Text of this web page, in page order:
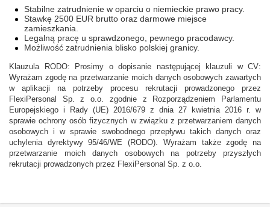
Stabilne zatrudnienie w oparciu o niemieckie prawo pracy.
Stawkę 2500 EUR brutto oraz darmowe miejsce
zamieszkania.
Legalną pracę u sprawdzonego, pewnego pracodawcy.
Możliwość zatrudnienia blisko polskiej granicy.
Klauzula RODO: Prosimy o dopisanie następującej klauzuli w CV:
Wyrażam zgodę na przetwarzanie moich danych osobowych zawartych
w aplikacji na potrzeby procesu rekrutacji prowadzonego przez
FlexiPersonal Sp. z o.o. zgodnie z Rozporządzeniem Parlamentu
Europejskiego i Rady (UE) 2016/679 z dnia 27 kwietnia 2016 r. w
sprawie ochrony osób fizycznych w związku z przetwarzaniem danych
osobowych i w sprawie swobodnego przepływu takich danych oraz
uchylenia dyrektywy 95/46/WE (RODO). Wyrażam także zgodę na
przetwarzanie moich danych osobowych na potrzeby przyszłych
rekrutacji prowadzonych przez FlexiPersonal Sp. z o.o.